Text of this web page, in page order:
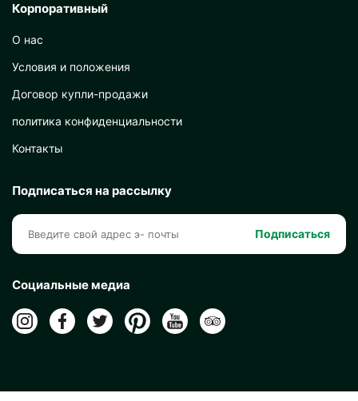
Корпоративный
О нас
Условия и положения
Договор купли-продажи
политика конфиденциальности
Контакты
Подписаться на рассылку
Подписаться
Социальные медиа